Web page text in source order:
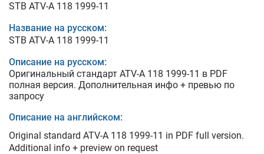
STB ATV-A 118 1999-11
Название на русском:
STB ATV-A 118 1999-11
Описание на русском:
Оригинальный стандарт ATV-A 118 1999-11 в PDF
полная версия. Дополнительная инфо + превью по
запросу
Описание на английском:
Original standard ATV-A 118 1999-11 in PDF full version.
Additional info + preview on request